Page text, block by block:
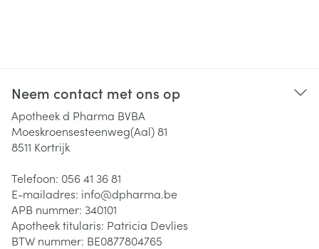
Neem contact met ons op
Apotheek d Pharma BVBA
Moeskroensesteenweg(Aal) 81
8511 Kortrijk
Telefoon: 056 41 36 81
E-mailadres: info@dpharma.be
APB nummer: 340101
Apotheek titularis: Patricia Devlies
BTW nummer: BE0877804765